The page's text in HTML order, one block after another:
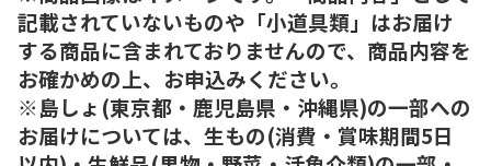
記載されていないものや「小道具類」はお届け
する商品に含まれておりませんので、商品内容を
お確かめの上、お申込みください。
※島しょ(東京都・鹿児島県・沖縄県)の一部への
お届けについては、生もの(消費・賞味期間5日